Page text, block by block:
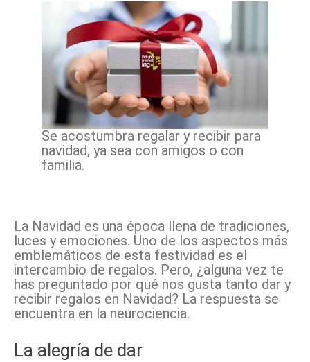
Se acostumbra regalar y recibir para
navidad, ya sea con amigos o con
familia.
La Navidad es una época llena de tradiciones,
luces y emociones. Uno de los aspectos más
emblemáticos de esta festividad es el
intercambio de regalos. Pero, ¿alguna vez te
has preguntado por qué nos gusta tanto dar y
recibir regalos en Navidad? La respuesta se
encuentra en la neurociencia.
La alegría de dar